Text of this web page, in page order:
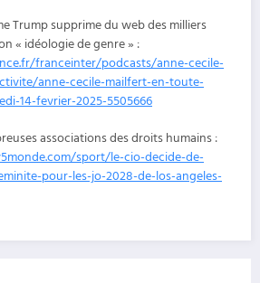
Trump supprime du web des milliers
« idéologie de genre » :
franceinter/podcasts/anne-cecile-
anne-cecile-mailfert-en-toute-
14-fevrier-2025-5505666
associations des droits humains :
sport/le-cio-decide-de-
pour-les-jo-2028-de-los-angeles-